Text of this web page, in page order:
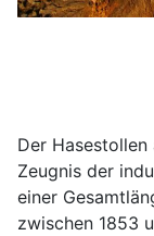
Der
Zeugnis der
einer
zwischen 1853